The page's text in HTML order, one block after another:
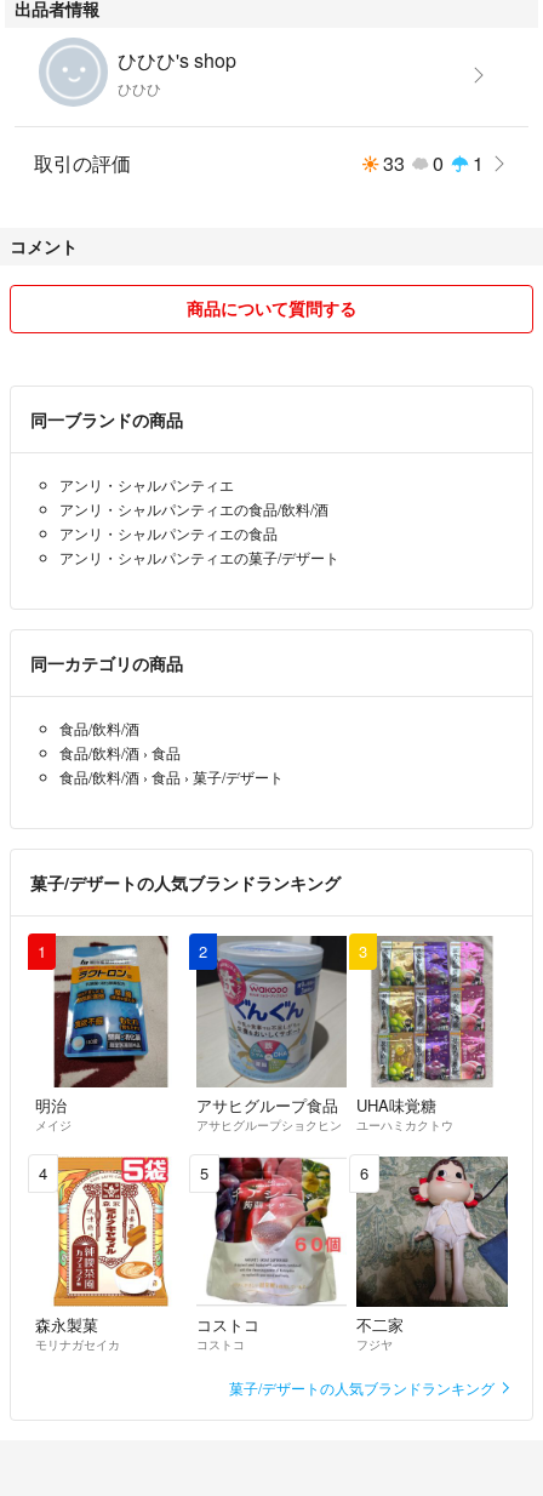
出品者情報
ひひひ's shop
ひひひ
取引の評価 33 0 1
コメント
商品について質問する
同一ブランドの商品
アンリ・シャルパンティエ
アンリ・シャルパンティエの食品/飲料/酒
アンリ・シャルパンティエの食品
アンリ・シャルパンティエの菓子/デザート
同一カテゴリの商品
食品/飲料/酒
食品/飲料/酒 › 食品
食品/飲料/酒 › 食品 › 菓子/デザート
菓子/デザートの人気ブランドランキング
1
明治
メイジ
2
アサヒグループ食品
アサヒグループショクヒン
3
UHA味覚糖
ユーハミカクトウ
4
森永製菓
モリナガセイカ
5
コストコ
コストコ
6
不二家
フジヤ
菓子/デザートの人気ブランドランキング